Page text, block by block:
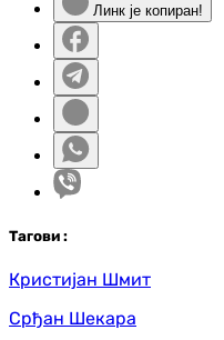
Линк је копиран!
Тагови :
Кристијан Шмит
Срђан Шекара